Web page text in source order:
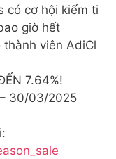
có cơ hội kiếm ti
giờ hết
thành viên AdiCl
7.64%!
30/03/2025